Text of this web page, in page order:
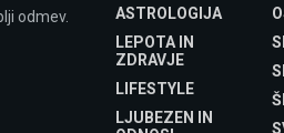
odmev.
ASTROLOGIJA
LEPOTA IN
ZDRAVJE
LIFESTYLE
LJUBEZEN IN